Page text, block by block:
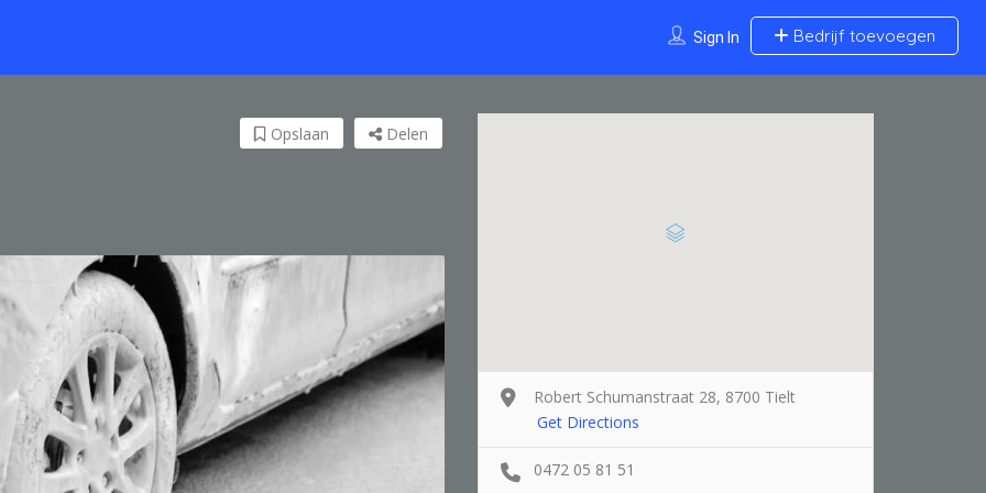
Sign In Bedrijf toevoegen
Delen
Opslaan
Robert Schumanstraat 28, 8700 Tielt
Get Directions
0472 05 81 51